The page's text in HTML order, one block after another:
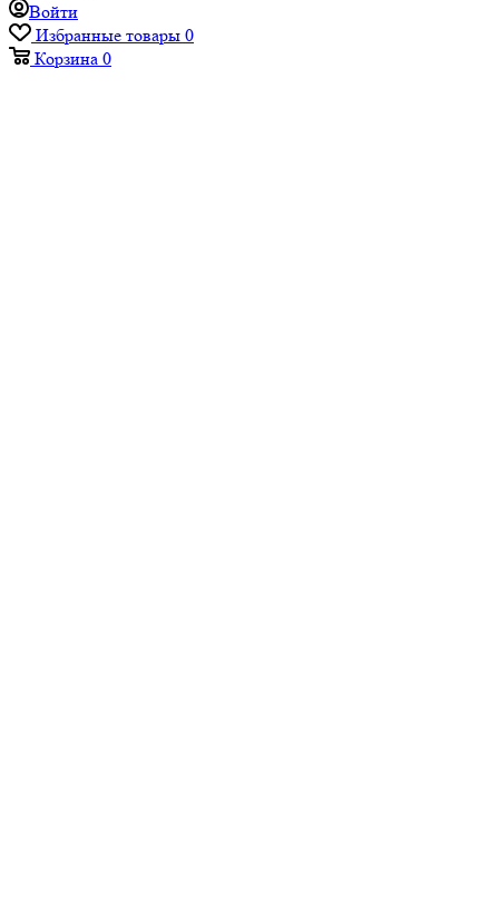
Войти
Избранные товары 0
Корзина 0